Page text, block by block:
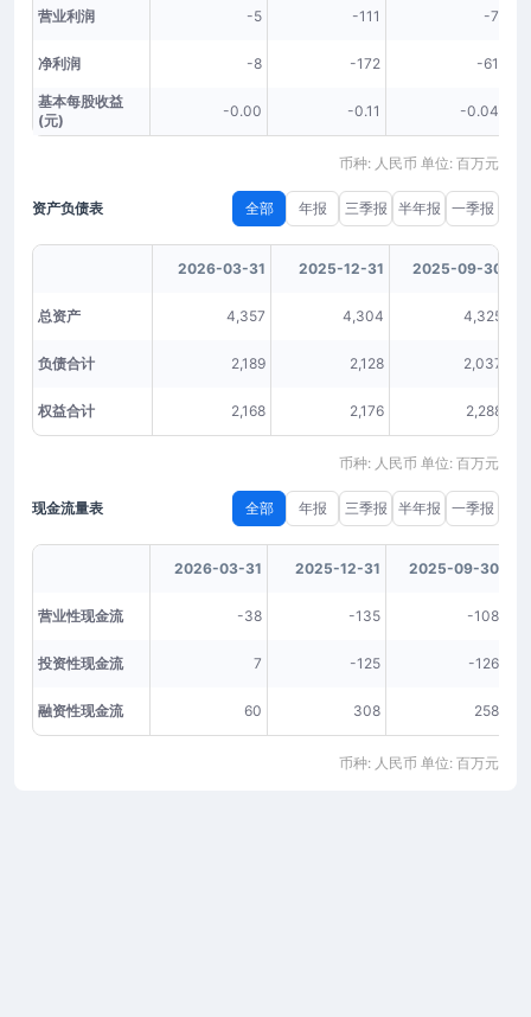
营业利润 -5 -111 -7
净利润 -8 -172 -61
基本每股收益
(元)
-0.00 -0.11 -0.04
币种: 人民币 单位: 百万元
资产负债表 全部 年报 三季报 半年报 一季报
2026-03-31 2025-12-31 2025-09-30
总资产 4,357 4,304 4,325
负债合计 2,189 2,128 2,037
权益合计 2,168 2,176 2,288
币种: 人民币 单位: 百万元
现金流量表 全部 年报 三季报 半年报 一季报
2026-03-31 2025-12-31 2025-09-30
营业性现金流 -38 -135 -108
投资性现金流 7 -125 -126
融资性现金流 60 308 258
币种: 人民币 单位: 百万元